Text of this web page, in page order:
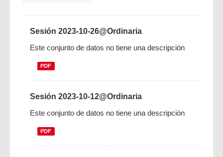
Sesión 2023-10-26@Ordinaria
Este conjunto de datos no tiene una descripción
PDF
Sesión 2023-10-12@Ordinaria
Este conjunto de datos no tiene una descripción
PDF